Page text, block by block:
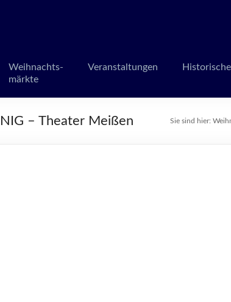
Weihnachts-
märkte
Veranstaltungen
– Theater Meißen Sie sind hier: